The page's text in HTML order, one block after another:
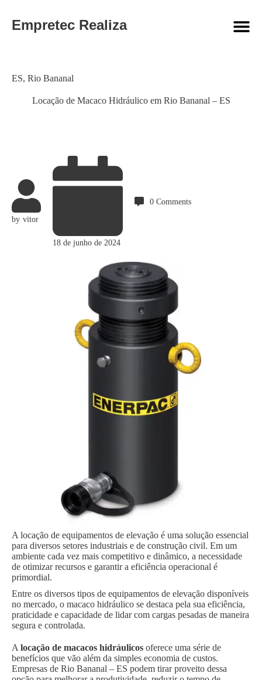
Empretec Realiza
Locação de Macaco Hidráulico em Rio Bananal – ES
Category
ES, Rio Bananal
by vitor
18 de junho de 2024
0 Comments
A locação de equipamentos de elevação é uma solução essencial
para diversos setores industriais e de construção civil. Em um
ambiente cada vez mais competitivo e dinâmico, a necessidade
de otimizar recursos e garantir a eficiência operacional é
primordial.
Entre os diversos tipos de equipamentos de elevação disponíveis
no mercado, o macaco hidráulico se destaca pela sua eficiência,
praticidade e capacidade de lidar com cargas pesadas de maneira
segura e controlada.
A locação de macacos hidráulicos oferece uma série de
benefícios que vão além da simples economia de custos.
Empresas de Rio Bananal – ES podem tirar proveito dessa